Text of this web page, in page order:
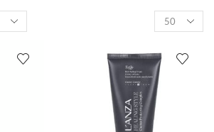
Products
per